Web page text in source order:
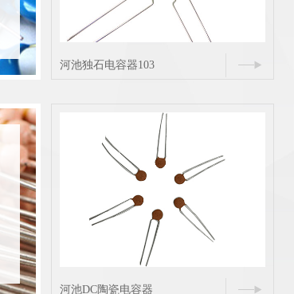
河池独石电容器103
河池DC陶瓷电容器